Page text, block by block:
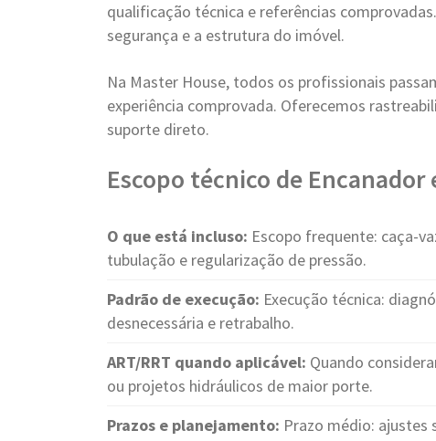
qualificação técnica e referências
segurança e a estrutura do imóvel.
Na Master House, todos os profissionais
experiência comprovada. Oferecemos
suporte direto.
Escopo técnico de Encanador
O que está incluso: Escopo frequente: caça-
tubulação e regularização de pressão.
Padrão de execução: Execução técnica:
desnecessária e retrabalho.
ART/RRT quando aplicável: Quando
ou projetos hidráulicos de maior porte.
Prazos e planejamento: Prazo médio: ajustes